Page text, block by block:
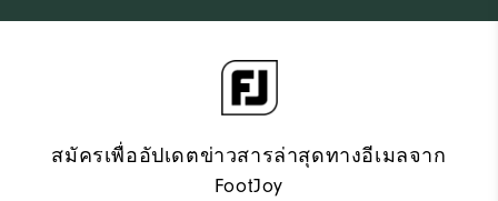
สมัครเพื่ออัปเดตข่าวสารล่าสุดทางอีเมลจาก
FootJoy